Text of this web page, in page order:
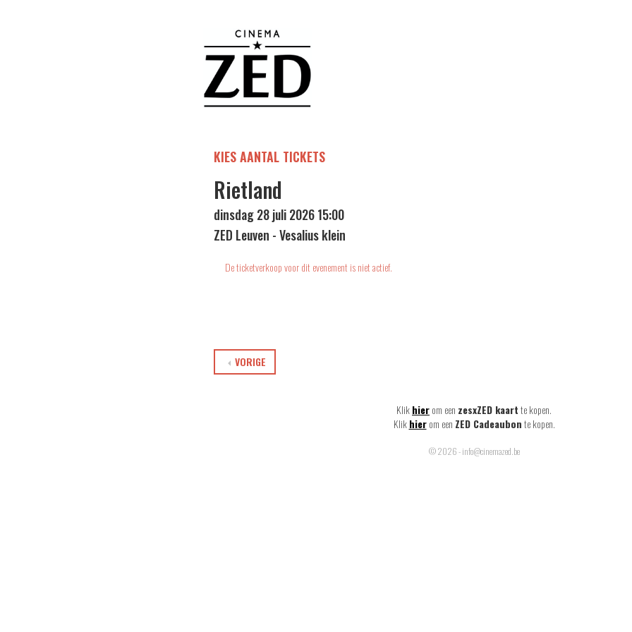
KIES AANTAL TICKETS
Rietland
dinsdag 28 juli 2026 15:00
ZED Leuven - Vesalius klein
De ticketverkoop voor dit evenement is niet actief.
VORIGE
Klikhierom een zesxZED kaartte kopen.
Klik hier om een ZED Cadeaubonte kopen.
© 2026 - info@cinemazed.be